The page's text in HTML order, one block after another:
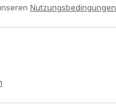
Nutzungsbedingungen